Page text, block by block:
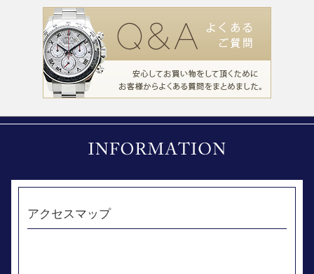
アクセスマップ